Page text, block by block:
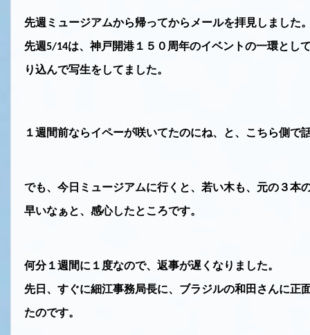
先週ミュージアムから帰ってからメールを拝見しました
先週5/14は、神戸開港１５０周年のイベントの一環とし
り込んで写生をしてました。
１週間前ならイペーが咲いてたのにね、と、こちら側
でも、今日ミュージアムに行くと、若い木も、元の３本
早いなぁと、感心したところです。
何分１週間に１度なので、返事が遅くなりました。
先日、すぐに細江事務局長に、ブラジルの和田さんに正
たのです。